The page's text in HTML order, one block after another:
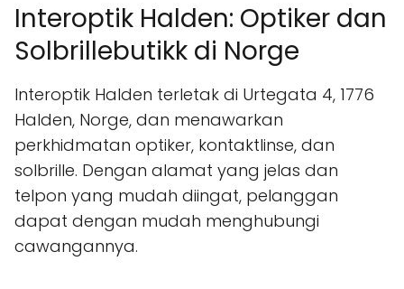
Interoptik Halden: Optiker dan
Solbrillebutikk di Norge
Interoptik Halden terletak di Urtegata 4, 1776
Halden, Norge, dan menawarkan
perkhidmatan optiker, kontaktlinse, dan
solbrille. Dengan alamat yang jelas dan
telpon yang mudah diingat, pelanggan
dapat dengan mudah menghubungi
cawangannya.